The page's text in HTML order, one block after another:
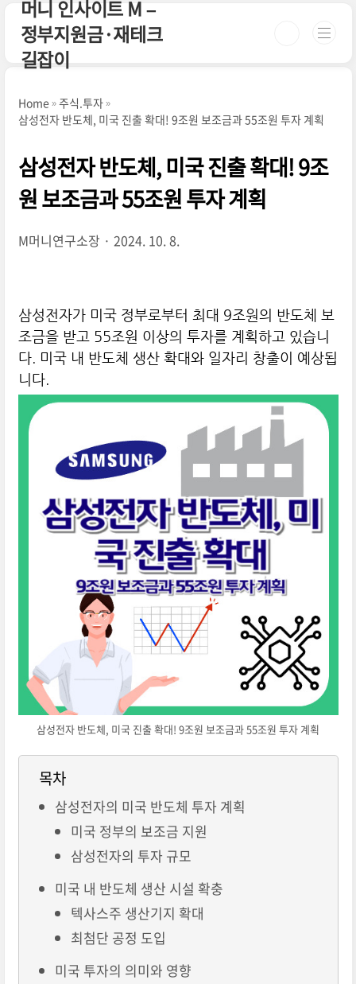
본문 바로가기
머니 인사이트 M –
정부지원금·재테크
길잡이
Home
주식.투자
삼성전자 반도체, 미국 진출 확대! 9조원 보조금과 55조원 투자 계획
삼성전자 반도체, 미국 진출 확대! 9조
원 보조금과 55조원 투자 계획
M머니연구소장 2024. 10. 8.
삼성전자가 미국 정부로부터 최대 9조원의 반도체 보
조금을 받고 55조원 이상의 투자를 계획하고 있습니
다. 미국 내 반도체 생산 확대와 일자리 창출이 예상됩
니다.
삼성전자 반도체, 미국 진출 확대! 9조원 보조금과 55조원 투자 계획
목차
삼성전자의 미국 반도체 투자 계획
미국 정부의 보조금 지원
삼성전자의 투자 규모
미국 내 반도체 생산 시설 확충
텍사스주 생산기지 확대
최첨단 공정 도입
미국 투자의 의미와 영향